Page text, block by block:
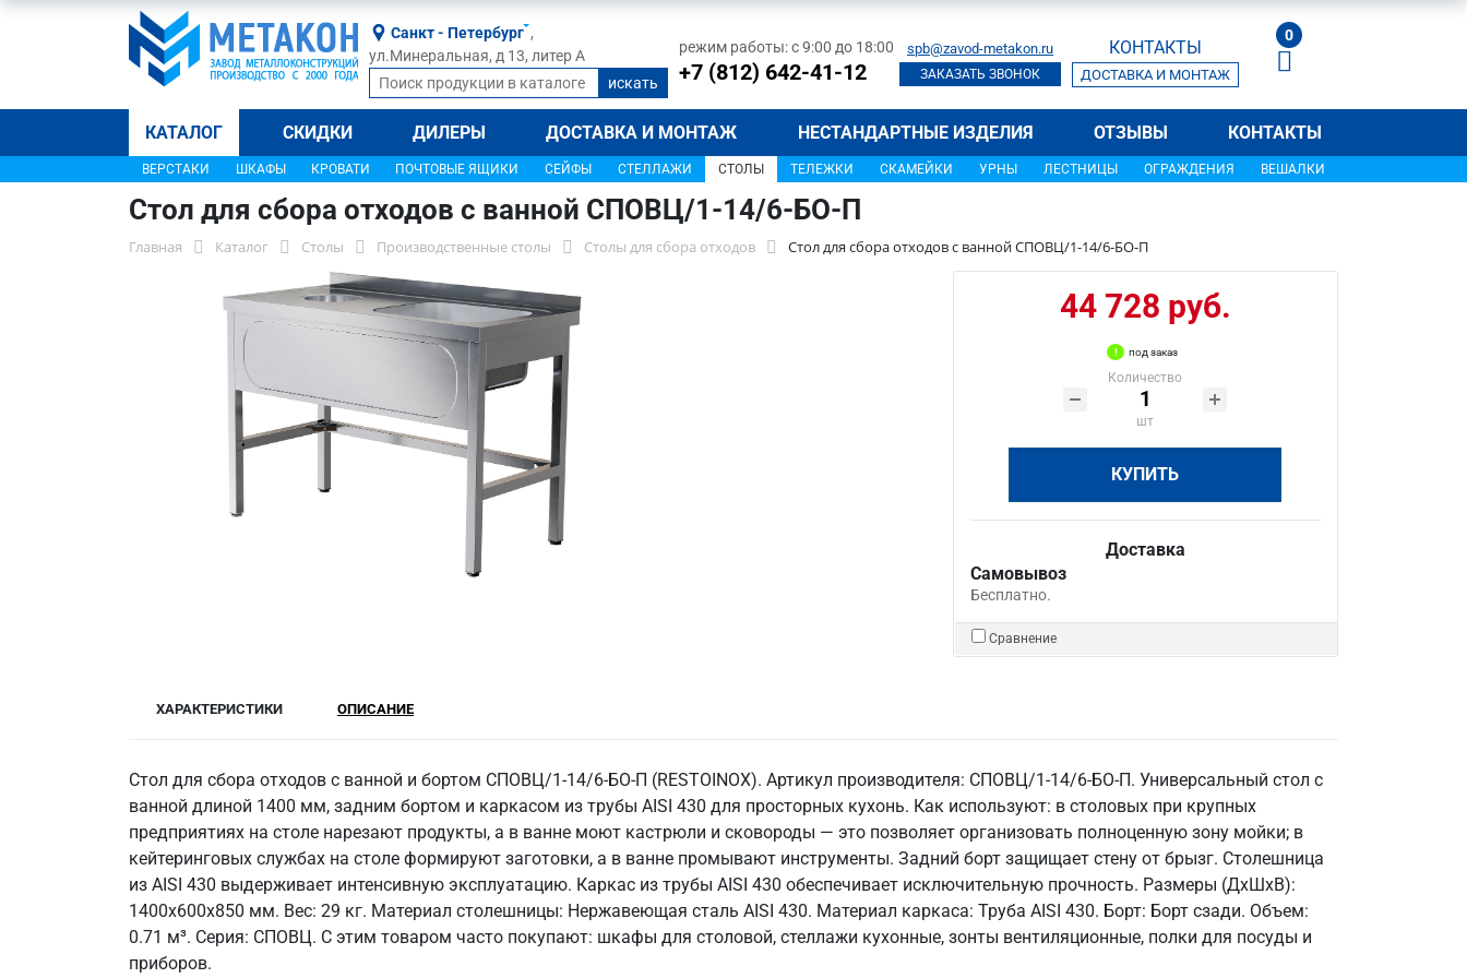
Санкт - Петербург ,
ул.Минеральная, д 13, литер А
режим работы: с 9:00 до 18:00
+7 (812) 642-41-12
spb@zavod-metakon.ru
ЗАКАЗАТЬ ЗВОНОК
КОНТАКТЫ
ДОСТАВКА И МОНТАЖ
0
КАТАЛОГ СКИДКИ ДИЛЕРЫ ДОСТАВКА И МОНТАЖ НЕСТАНДАРТНЫЕ ИЗДЕЛИЯ ОТЗЫВЫ КОНТАКТЫ
ВЕРСТАКИ ШКАФЫ КРОВАТИ ПОЧТОВЫЕ ЯЩИКИ СЕЙФЫ СТЕЛЛАЖИ СТОЛЫ ТЕЛЕЖКИ СКАМЕЙКИ УРНЫ ЛЕСТНИЦЫ ОГРАЖДЕНИЯ ВЕШАЛКИ
Стол для сбора отходов с ванной СПОВЦ/1-14/6-БО-П
Главная Каталог Столы Производственные столы Столы для сбора отходов Стол для сбора отходов с ванной СПОВЦ/1-14/6-БО-П
44 728 руб.
под заказ
Количество
шт
КУПИТЬ
Доставка
Самовывоз
Бесплатно.
Сравнение
ХАРАКТЕРИСТИКИ ОПИСАНИЕ
Стол для сбора отходов с ванной и бортом СПОВЦ/1-14/6-БО-П (RESTOINOX). Артикул производителя: СПОВЦ/1-14/6-БО-П. Универсальный стол с
ванной длиной 1400 мм, задним бортом и каркасом из трубы AISI 430 для просторных кухонь. Как используют: в столовых при крупных
предприятиях на столе нарезают продукты, а в ванне моют кастрюли и сковороды — это позволяет организовать полноценную зону мойки; в
кейтеринговых службах на столе формируют заготовки, а в ванне промывают инструменты. Задний борт защищает стену от брызг. Столешница
из AISI 430 выдерживает интенсивную эксплуатацию. Каркас из трубы AISI 430 обеспечивает исключительную прочность. Размеры (ДхШхВ):
1400x600x850 мм. Вес: 29 кг. Материал столешницы: Нержавеющая сталь AISI 430. Материал каркаса: Труба AISI 430. Борт: Борт сзади. Объем:
0.71 м³. Серия: СПОВЦ. С этим товаром часто покупают: шкафы для столовой, стеллажи кухонные, зонты вентиляционные, полки для посуды и
приборов.